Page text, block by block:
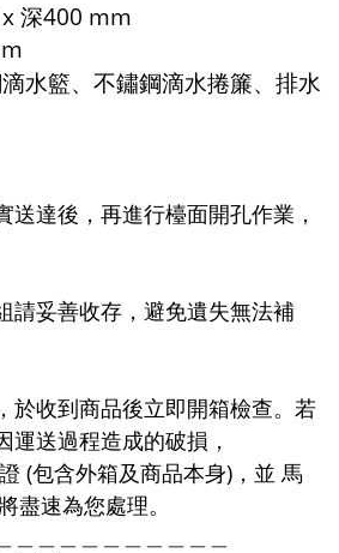
深400 mm
水籃、不鏽鋼滴水捲簾、排水
送達後，再進行檯面開孔作業，
請妥善收存，避免遺失無法補
於收到商品後立即開箱檢查。若
運送過程造成的破損，
(包含外箱及商品本身)，並 馬
盡速為您處理。